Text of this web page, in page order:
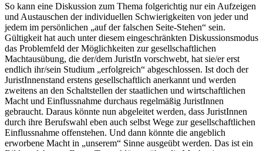
So kann eine Diskussion zum Thema folgerichtig nur ein Aufzeigen
und Austauschen der individuellen Schwierigkeiten von jeder und
jedem im persönlichen „auf der falschen Seite-Stehen“ sein.
Gültigkeit hat auch unter diesem eingeschränkten Diskussionsmodus
das Problemfeld der Möglichkeiten zur gesellschaftlichen
Machtausübung, die der/dem JuristIn vorschwebt, hat sie/er erst
endlich ihr/sein Studium „erfolgreich“ abgeschlossen. Ist doch der
JuristInnenstand erstens gesellschaftlich anerkannt und werden
zweitens an den Schaltstellen der staatlichen und wirtschaftlichen
Macht und Einflussnahme durchaus regelmäßig JuristInnen
gebraucht. Daraus könnte nun abgeleitet werden, dass JuristInnen
durch ihre Berufswahl eben auch selbst Wege zur gesellschaftlichen
Einflussnahme offenstehen. Und dann könnte die angeblich
erworbene Macht in „unserem“ Sinne ausgeübt werden. Das ist ein